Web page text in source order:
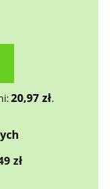
20,97 zł.
zł